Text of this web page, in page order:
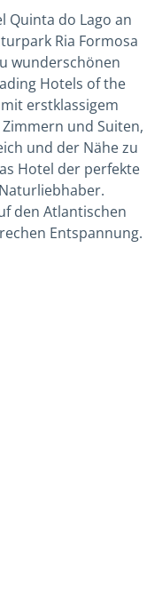
Quinta do Lago an
Ria Formosa
wunderschönen
Hotels of the
erstklassigem
und Suiten,
und der Nähe zu
Hotel der perfekte
den Atlantischen
Entspannung.